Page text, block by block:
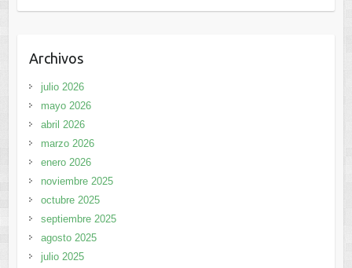
Archivos
julio 2026
mayo 2026
abril 2026
marzo 2026
enero 2026
noviembre 2025
octubre 2025
septiembre 2025
agosto 2025
julio 2025